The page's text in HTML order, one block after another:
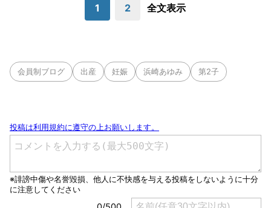
1 2 全文表示
会員制ブログ 出産 妊娠 浜崎あゆみ 第2子